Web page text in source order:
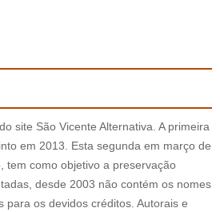
site São Vicente Alternativa. A primeira
em 2013. Esta segunda em março de
tem como objetivo a preservação
desde 2003 não contém os nomes
para os devidos créditos. Autorais e